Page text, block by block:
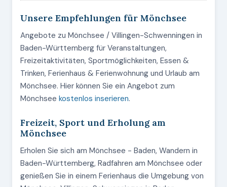
Unsere Empfehlungen für Mönchsee
Angebote zu Mönchsee / Villingen-Schwenningen in
Baden-Württemberg für Veranstaltungen,
Freizeitaktivitäten, Sportmöglichkeiten, Essen &
Trinken, Ferienhaus & Ferienwohnung und Urlaub am
Mönchsee. Hier können Sie ein Angebot zum
Mönchsee kostenlos inserieren.
Freizeit, Sport und Erholung am
Mönchsee
Erholen Sie sich am Mönchsee - Baden, Wandern in
Baden-Württemberg, Radfahren am Mönchsee oder
genießen Sie in einem Ferienhaus die Umgebung von